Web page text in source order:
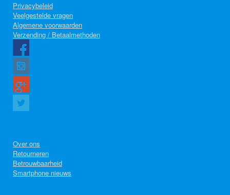
Privacybeleid
Veelgestelde vragen
Algemene voorwaarden
Verzending / Betaalmethoden
Over ons
Retourneren
Betrouwbaarheid
Smartphone nieuws